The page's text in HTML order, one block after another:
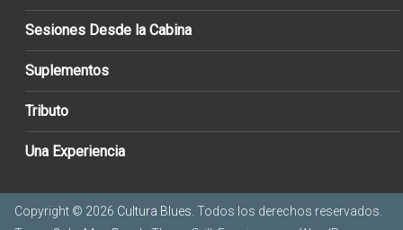
Sesiones Desde la Cabina
Suplementos
Tributo
Una Experiencia
Copyright © 2026 Cultura Blues . Todos los derechos reservados.